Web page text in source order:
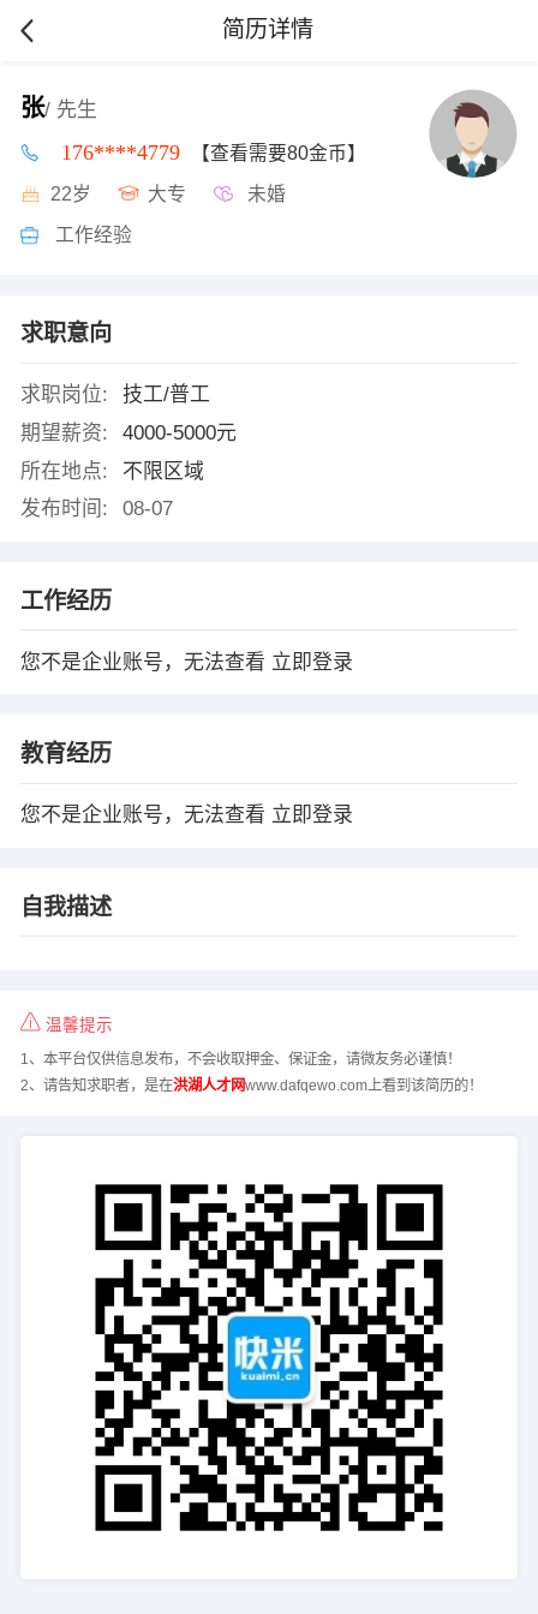
简历详情
张/ 先生
176****4779 【查看需要80金币】
22岁 大专 未婚
工作经验
求职意向
求职岗位:
技工/普工
期望薪资:
4000-5000元
所在地点:
不限区域
发布时间:
08-07
工作经历
您不是企业账号，无法查看 立即登录
教育经历
您不是企业账号，无法查看 立即登录
自我描述
温馨提示
1、本平台仅供信息发布，不会收取押金、保证金，请微友务必谨慎！
2、请告知求职者，是在洪湖人才网www.dafqewo.com上看到该简历的！